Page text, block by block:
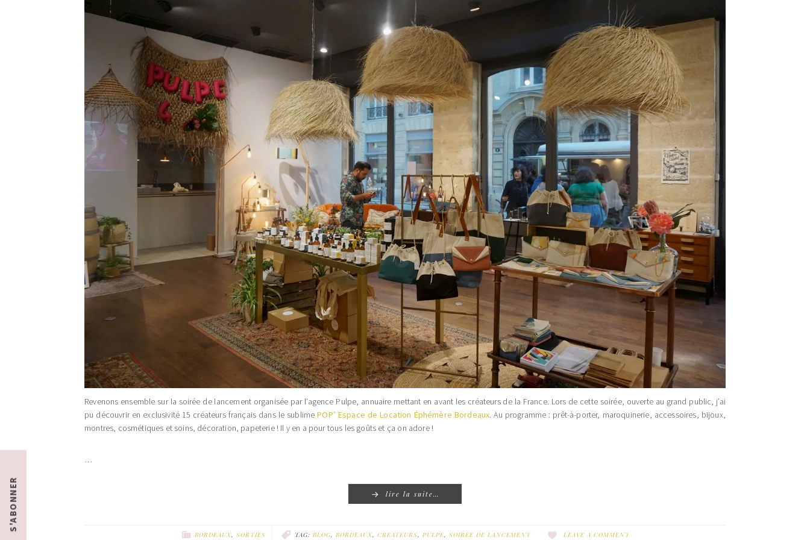
Revenons ensemble sur la soirée de lancement organisée par l’agence Pulpe, annuaire mettant en avant les créateurs de la France. Lors de cette soirée, ouverte au grand public, j’ai
pu découvrir en exclusivité 15 créateurs français dans le sublimePOP’ Espace de Location Éphémère Bordeaux. Au programme : prêt-à-porter, maroquinerie, accessoires, bijoux,
montres, cosmétiques et soins, décoration, papeterie ! Il y en a pour tous les goûts et ça on adore !
…
lire la suite…
BORDEAUX, SORTIES TAG: BLOG, BORDEAUX, CREATEURS, PULPE, SOIREE DE LANCEMENT LEAVE A COMMENT
S'ABONNER